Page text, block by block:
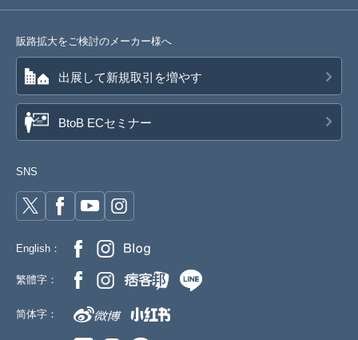
販路拡大をご検討のメーカー様へ
出展して新規取引を増やす
BtoB ECセミナー
SNS
English：
繁體字：
简体字：